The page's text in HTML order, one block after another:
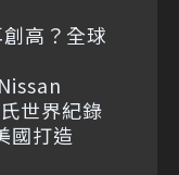
高？全球
世界紀錄
國打造